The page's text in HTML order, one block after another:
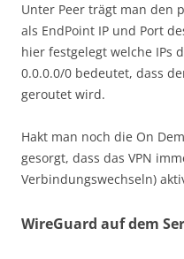
Unter Peer trägt man den
als EndPoint IP und Port
hier festgelegt welche IPs
0.0.0.0/0 bedeutet, dass
geroutet wird.
Hakt man noch die On
gesorgt, dass das VPN
Verbindungswechseln)
WireGuard auf dem